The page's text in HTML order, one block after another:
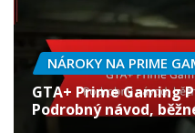
NÁROKY NA PRIME
GTA+ Prime Gaming
Podrobný návod,